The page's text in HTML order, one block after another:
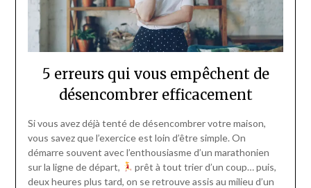
5 erreurs qui vous empêchent de
désencombrer efficacement
Si vous avez déjà tenté de désencombrer votre maison,
vous savez que l’exercice est loin d’être simple. On
démarre souvent avec l’enthousiasme d’un marathonien
sur la ligne de départ,
prêt à tout trier d’un coup… puis,
deux heures plus tard, on se retrouve assis au milieu d’un